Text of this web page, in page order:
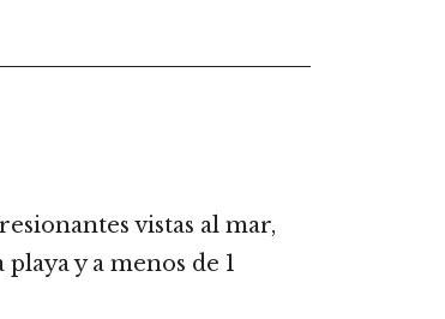
vistas al mar,
y a menos de 1